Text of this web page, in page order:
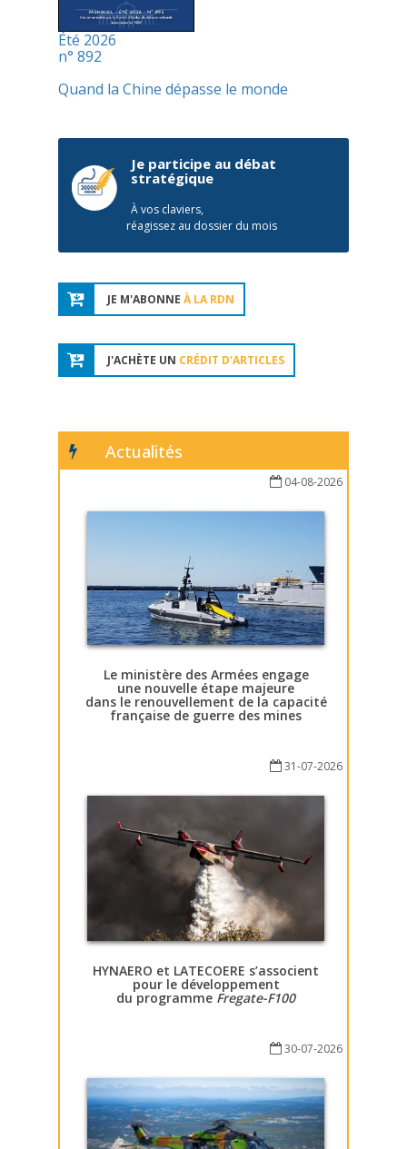
Été 2026
n° 892
Quand la Chine dépasse le monde
Je participe au débat
stratégique
À vos claviers,
réagissez au dossier du mois
JE M'ABONNE À LA RDN
J'ACHÈTE UN CRÉDIT D'ARTICLES
Actualités
04-08-2026
Le ministère des Armées engage
une nouvelle étape majeure
dans le renouvellement de la capacité
française de guerre des mines
31-07-2026
HYNAERO et LATECOERE s’associent
pour le développement
du programme Fregate-F100
30-07-2026